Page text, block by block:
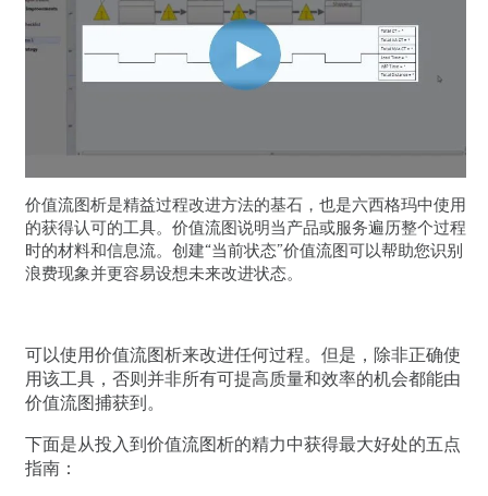
价值流图析是精益过程改进方法的基石，也是六西格玛中使用
的获得认可的工具。价值流图说明当产品或服务遍历整个过程
时的材料和信息流。创建“当前状态”价值流图可以帮助您识别
浪费现象并更容易设想未来改进状态。
可以使用价值流图析来改进任何过程。但是，除非正确使
用该工具，否则并非所有可提高质量和效率的机会都能由
价值流图捕获到。
下面是从投入到价值流图析的精力中获得最大好处的五点
指南：